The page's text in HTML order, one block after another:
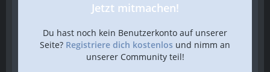
Jetzt mitmachen!
Du hast noch kein Benutzerkonto auf unserer
Seite? Registriere dich kostenlos und nimm an
unserer Community teil!